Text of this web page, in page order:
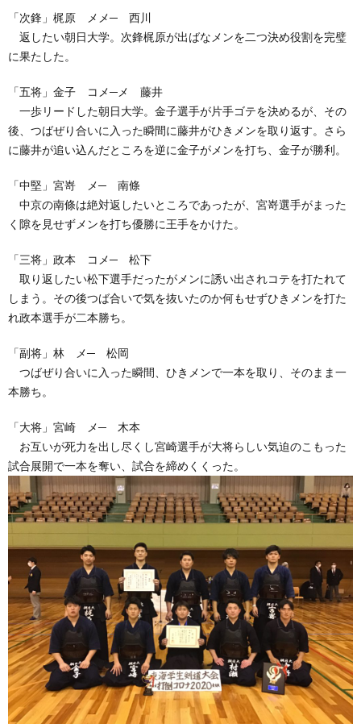
「次鋒」梶原 メメ─ 西川
返したい朝日大学。次鋒梶原が出ばなメンを二つ決め役割を完璧
に果たした。
「五将」金子 コメ─メ 藤井
一歩リードした朝日大学。金子選手が片手ゴテを決めるが、その
後、つばぜり合いに入った瞬間に藤井がひきメンを取り返す。さら
に藤井が追い込んだところを逆に金子がメンを打ち、金子が勝利。
「中堅」宮嵜 メ─ 南條
中京の南條は絶対返したいところであったが、宮嵜選手がまった
く隙を見せずメンを打ち優勝に王手をかけた。
「三将」政本 コメ─ 松下
取り返したい松下選手だったがメンに誘い出されコテを打たれて
しまう。その後つば合いで気を抜いたのか何もせずひきメンを打た
れ政本選手が二本勝ち。
「副将」林 メ─ 松岡
つばぜり合いに入った瞬間、ひきメンで一本を取り、そのまま一
本勝ち。
「大将」宮崎 メ─ 木本
お互いが死力を出し尽くし宮崎選手が大将らしい気迫のこもった
試合展開で一本を奪い、試合を締めくくった。